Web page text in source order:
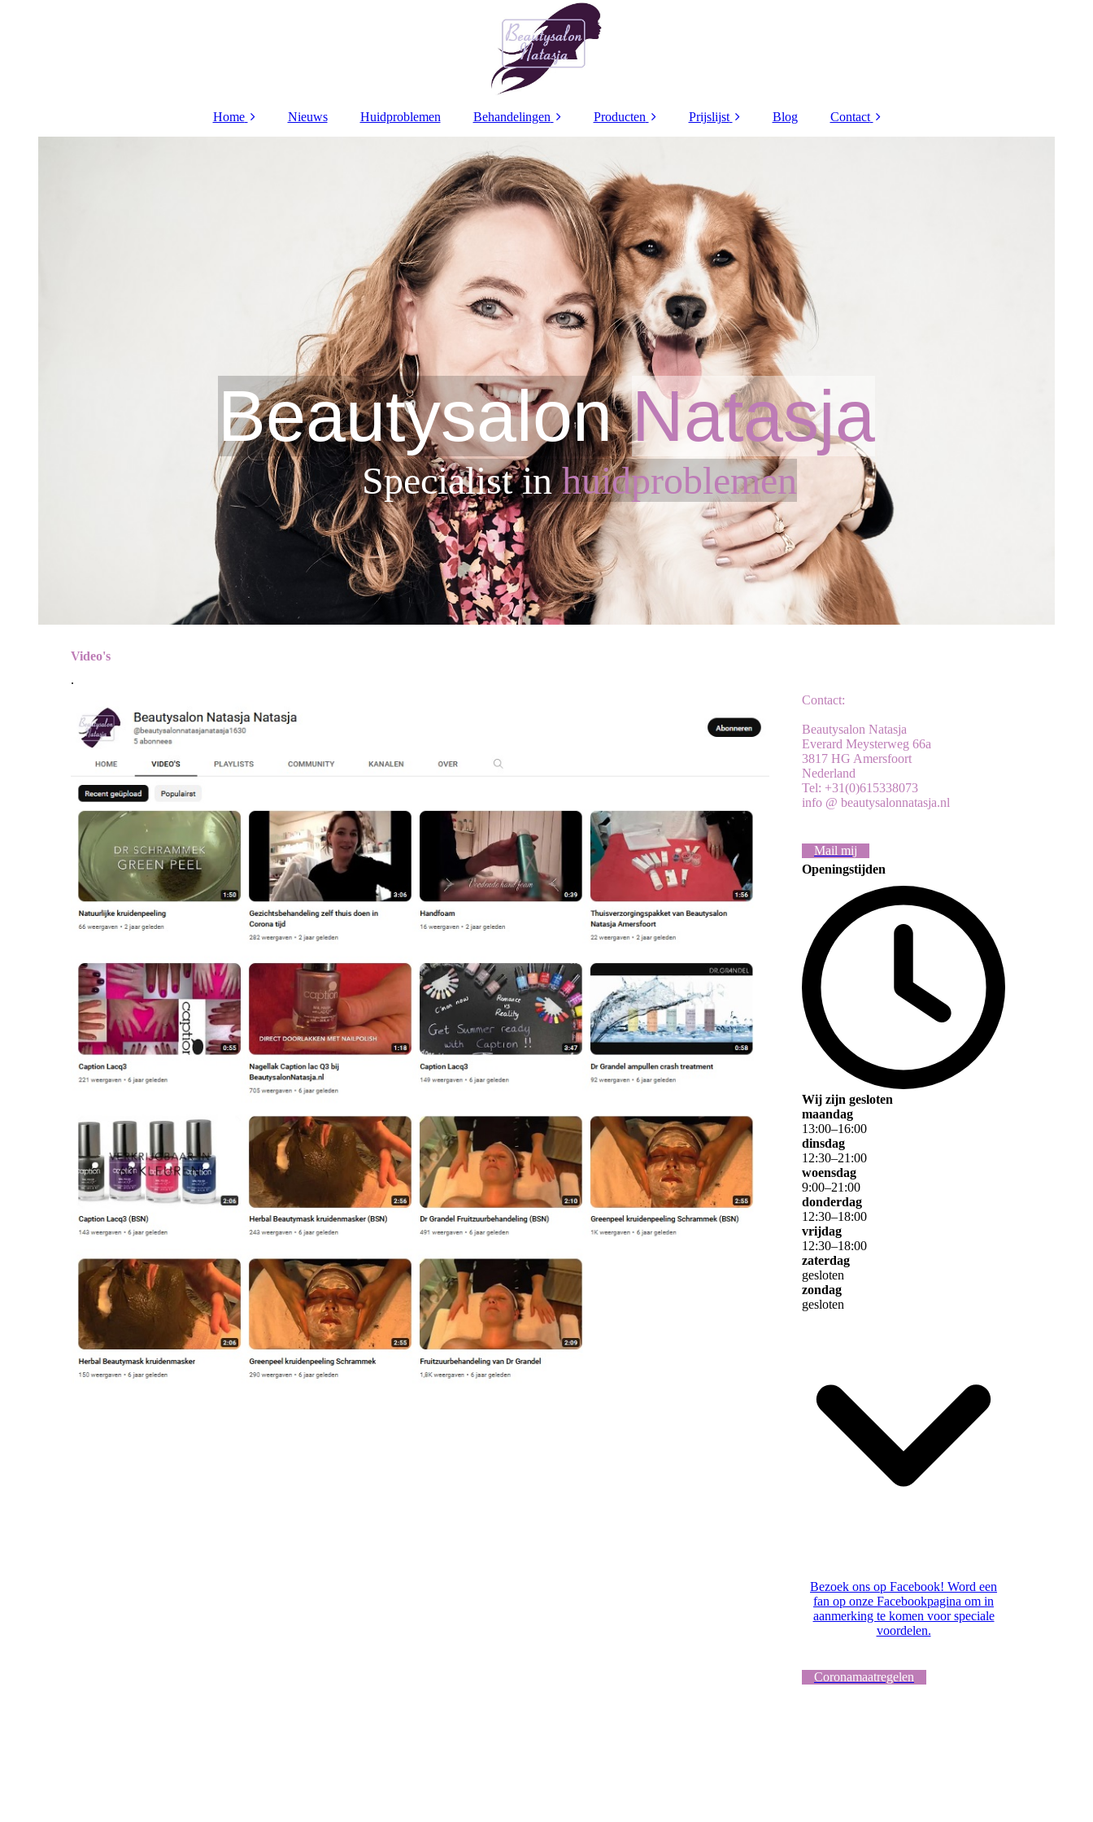
Home Nieuws Huidproblemen Behandelingen
Dr Grandel
Dr Schrammek
Pigment treatment
Retinol Treatment
Coaguleren
Producten
Dr Grandel
Dr Schrammek
Arabesque make up
Ampullen
Maskers
Caption Lacq3
Nagellak
Prijslijst
Dr Schrammek
Overige
behandelingen
Blog Contact
Beautysalon Natasja
Specialist inhuidproblemen
Video's
.
Contact:
Beautysalon Natasja
Everard Meysterweg 66a
3817 HG Amersfoort
Nederland
Tel: +31(0)615338073
info @ beautysalonnatasja.nl
Mail mij
Openingstijden
Wij zijn gesloten
maandag
13:00–16:00
dinsdag
12:30–21 :00
woensdag
9:00–21 :00
donderdag
12:30–18:00
vrijdag
12:30–18:00
zaterdag
gesloten
zondag
gesloten
Bezoek ons op Facebook! Word een
fan op onze Facebookpagina om in
aanmerking te komen voor speciale
voordelen.
Coronamaatregelen